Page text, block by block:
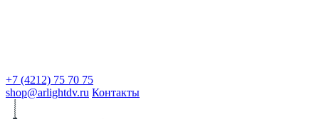
+7 (4212) 75 70 75
shop@arlightdv.ru Контакты